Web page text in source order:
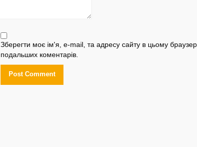
Зберегти моє ім'я, e-mail, та адресу сайту в цьому
подальших коментарів.